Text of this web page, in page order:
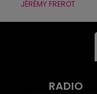
JÉRÉMY FREROT
RADIO